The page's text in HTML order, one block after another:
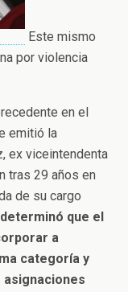
Este mismo
por violencia
en el
emitió la
ex viceintendenta
tras 29 años en
de su cargo
que el
a
categoría y